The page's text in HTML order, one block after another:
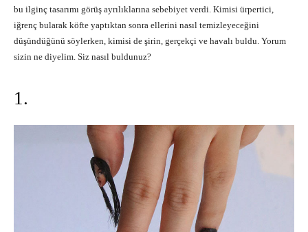
bu ilginç tasarımı görüş ayrılıklarına sebebiyet verdi. Kimisi ürpertici,
iğrenç bularak köfte yaptıktan sonra ellerini nasıl temizleyeceğini
düşündüğünü söylerken, kimisi de şirin, gerçekçi ve havalı buldu. Yorum
sizin ne diyelim. Siz nasıl buldunuz?
1.